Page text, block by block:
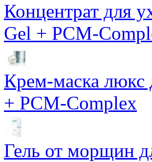
Концентрат для
Gel + PCM-
Крем-маска люкс
+ PCM-Complex
Гель от морщин